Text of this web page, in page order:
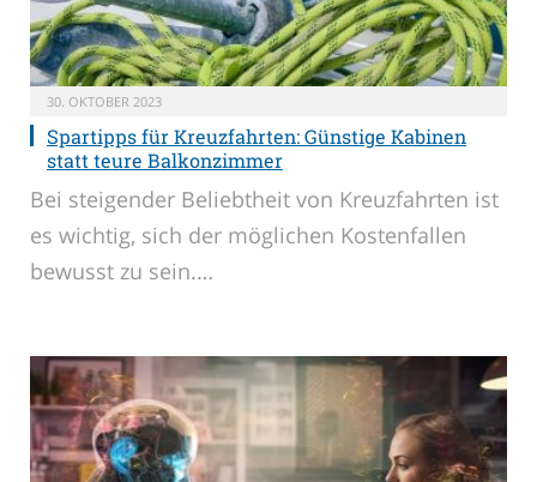
30. OKTOBER 2023
Spartipps für Kreuzfahrten: Günstige Kabinen
statt teure Balkonzimmer
Bei steigender Beliebtheit von Kreuzfahrten ist
es wichtig, sich der möglichen Kostenfallen
bewusst zu sein.…